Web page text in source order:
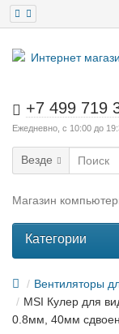
+7 499 719
Ежедневно, с 10:00 до
Везде
Магазин
Категории
Вентиляторы
MSI Кулер для
0.8мм, 40мм